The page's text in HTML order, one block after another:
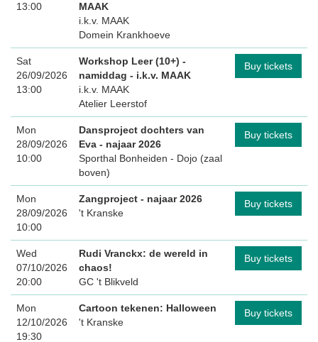
13:00
MAAK
i.k.v. MAAK
Domein Krankhoeve
Sat
26/09/2026
13:00
Workshop Leer (10+) -
namiddag - i.k.v. MAAK
i.k.v. MAAK
Atelier Leerstof
Buy tickets
Mon
28/09/2026
10:00
Dansproject dochters van
Eva - najaar 2026
Sporthal Bonheiden - Dojo (zaal
boven)
Buy tickets
Mon
28/09/2026
10:00
Zangproject - najaar 2026
't Kranske
Buy tickets
Wed
07/10/2026
20:00
Rudi Vranckx: de wereld in
chaos!
GC 't Blikveld
Buy tickets
Mon
12/10/2026
19:30
Cartoon tekenen: Halloween
't Kranske
Buy tickets